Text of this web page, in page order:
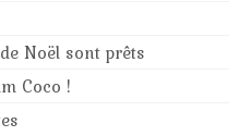
Noël sont prêts
Coco !